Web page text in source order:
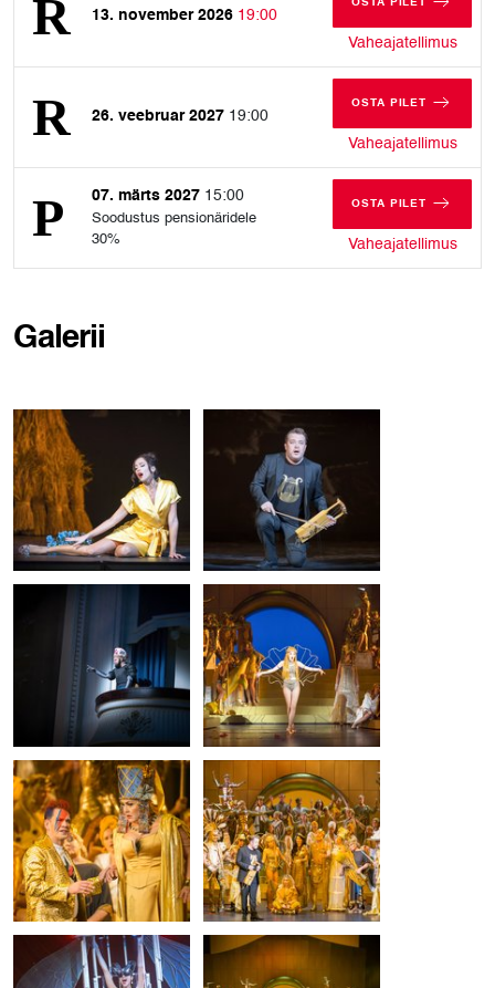
13. november 2026 19:00
Vaheajatellimus
26. veebruar 2027 19:00
OSTA PILET
Vaheajatellimus
07. märts 2027 15:00
Soodustus pensionäridele
30%
OSTA PILET
Vaheajatellimus
Galerii